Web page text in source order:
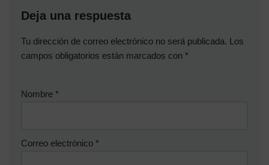
Deja una respuesta
Tu dirección de correo electrónico no será publicada. Los
campos obligatorios están marcados con *
Nombre *
Correo electrónico *